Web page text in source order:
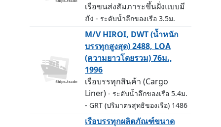
เรือขนส่งสัมภาระขึ้นฝั่งแบบมี
ถัง - ระดับน้ำลึกของเรือ 3.5ม.
M/V HIROI, DWT (น้ำหนัก
บรรทุกสูงสุด) 2488, LOA
(ความยาวโดยรวม) 76ม.,
1996
เรือบรรทุกสินค้า (Cargo
Liner) - ระดับน้ำลึกของเรือ 5.4ม.
- GRT (ปริมาตรสุทธิของเรือ) 1486
เรือบรรทุกผลิตภัณฑ์ขนาด